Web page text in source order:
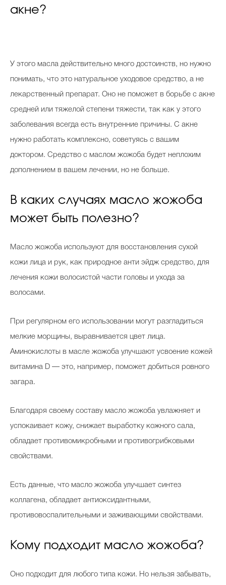
акне?
У этого масла действительно много достоинств, но нужно
понимать, что это натуральное уходовое средство, а не
лекарственный препарат. Оно не поможет в борьбе с акне
средней или тяжелой степени тяжести, так как у этого
заболевания всегда есть внутренние причины. С акне
нужно работать комплексно, советуясь с вашим
доктором. Средство с маслом жожоба будет неплохим
дополнением в вашем лечении, но не больше.
В каких случаях масло жожоба
может быть полезно?
Масло жожоба используют для восстановления сухой
кожи лица и рук, как природное анти эйдж средство, для
лечения кожи волосистой части головы и ухода за
волосами.
При регулярном его использовании могут разгладиться
мелкие морщины, выравнивается цвет лица.
Аминокислоты в масле жожоба улучшают усвоение кожей
витамина D — это, например, поможет добиться ровного
загара.
Благодаря своему составу масло жожоба увлажняет и
успокаивает кожу, снижает выработку кожного сала,
обладает противомикробными и противогрибковыми
свойствами.
Есть данные, что масло жожоба улучшает синтез
коллагена, обладает антиоксидантными,
противовоспалительными и заживающими свойствами.
Кому подходит масло жожоба?
Оно подходит для любого типа кожи. Но нельзя забывать,